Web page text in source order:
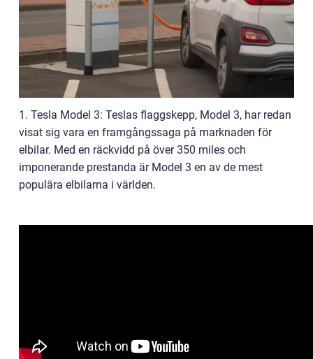
1. Tesla Model 3: Teslas flaggskepp, Model 3, har redan
visat sig vara en framgångssaga på marknaden för
elbilar. Med en räckvidd på över 350 miles och
imponerande prestanda är Model 3 en av de mest
populära elbilarna i världen.